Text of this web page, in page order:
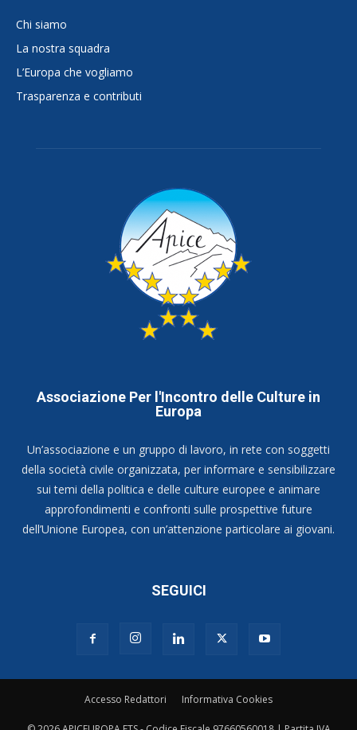
Chi siamo
La nostra squadra
L’Europa che vogliamo
Trasparenza e contributi
Associazione Per l'Incontro delle Culture in
Europa
Un’associazione e un gruppo di lavoro, in rete con soggetti
della società civile organizzata, per informare e sensibilizzare
sui temi della politica e delle culture europee e animare
approfondimenti e confronti sulle prospettive future
dell’Unione Europea, con un’attenzione particolare ai giovani.
SEGUICI
Accesso Redattori Informativa Cookies